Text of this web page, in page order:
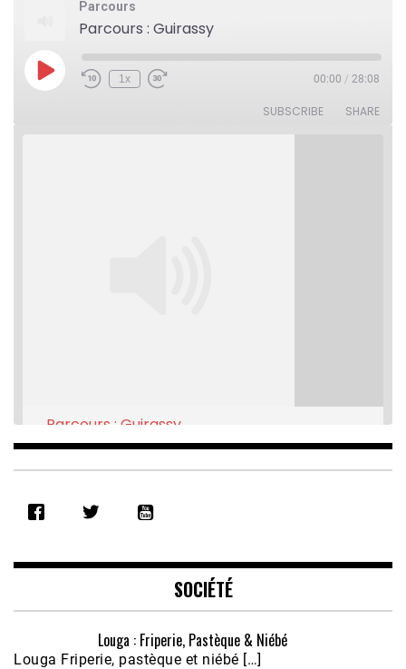
Parcours
Parcours : Guirassy
Play
Episode
Rewind
1x
Fast
00:00 / 28:08
SUBSCRIBE SHARE
RSS FEED
EMBED
Parcours : Guirassy
Feb 16, 2021 • 28:08
SOCIÉTÉ
Louga : Friperie, Pastèque & Niébé
Louga Friperie, pastèque et niébé […]